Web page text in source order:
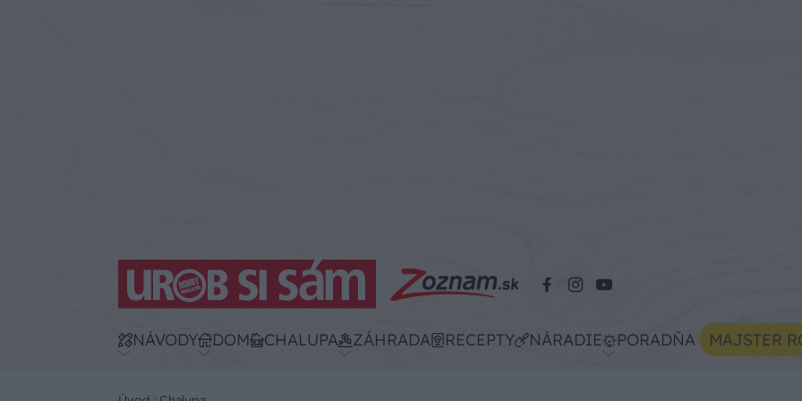
NÁVODY DOM CHALUPA ZÁHRADA RECEPTY NÁRADIE PORADŇA MAJSTER